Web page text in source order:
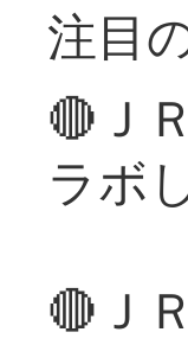
注目
🔴Ｊ
ラボ
🔴Ｊ